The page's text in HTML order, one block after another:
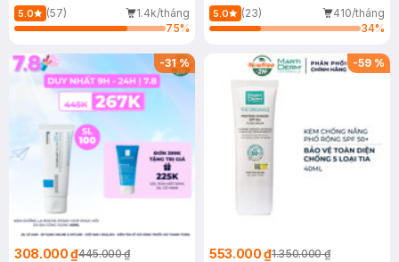
Dầu 500ml
5.0 (57)
1.4k/tháng
75%
(Mới)
5.0 (23)
410/tháng
34%
-31%
308.000 ₫445.000 ₫
-59 %
553.000 ₫1.350.000 ₫